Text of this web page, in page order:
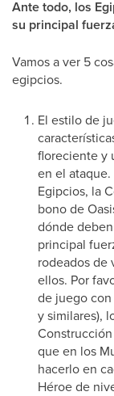
Ante todo, los
su principal
Vamos a ver 5
egipcios.
El estilo de
floreciente y
en el
Egipcios, la
bono de
dónde
principal
rodeados de
ellos. Por
de juego
y similares),
que en los
hacerlo en
Héroe de